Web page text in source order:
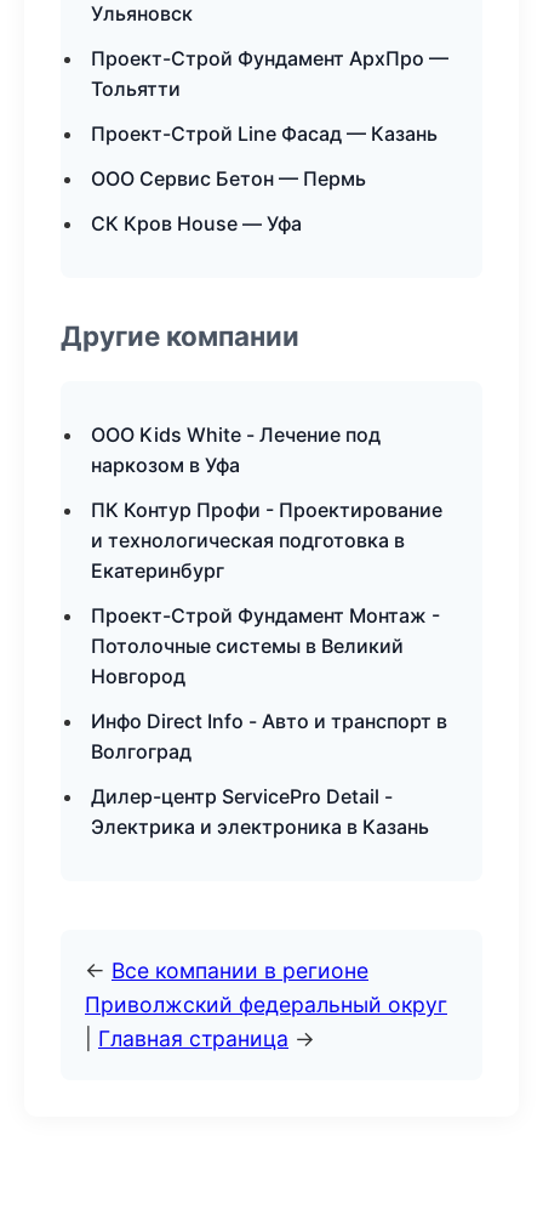
Ульяновск
Проект-Строй Фундамент АрхПро —
Тольятти
Проект-Строй Line Фасад — Казань
ООО Сервис Бетон — Пермь
СК Кров House — Уфа
Другие компании
ООО Kids White - Лечение под
наркозом в Уфа
ПК Контур Профи - Проектирование
и технологическая подготовка в
Екатеринбург
Проект-Строй Фундамент Монтаж -
Потолочные системы в Великий
Новгород
Инфо Direct Info - Авто и транспорт в
Волгоград
Дилер-центр ServicePro Detail -
Электрика и электроника в Казань
← Все компании в регионе
Приволжский федеральный округ
Главная страница →